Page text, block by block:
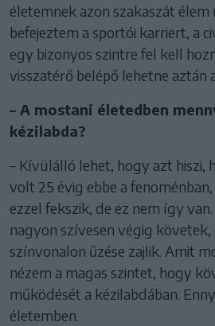
életemnek azon szakaszát
befejeztem a sportói karriert, a
egy bizonyos szintre fel kell
visszatérő belépő lehetne aztán
– A mostani életedben
kézilabda?
– Kívülálló lehet, hogy azt hiszi,
volt 25 évig ebbe a
ezzel fekszik, de ez nem így
nagyon szívesen végig
színvonalon űzése zajlik. Amit
nézem a magas szintet, hogy
működését a kézilabdában.
életemben.